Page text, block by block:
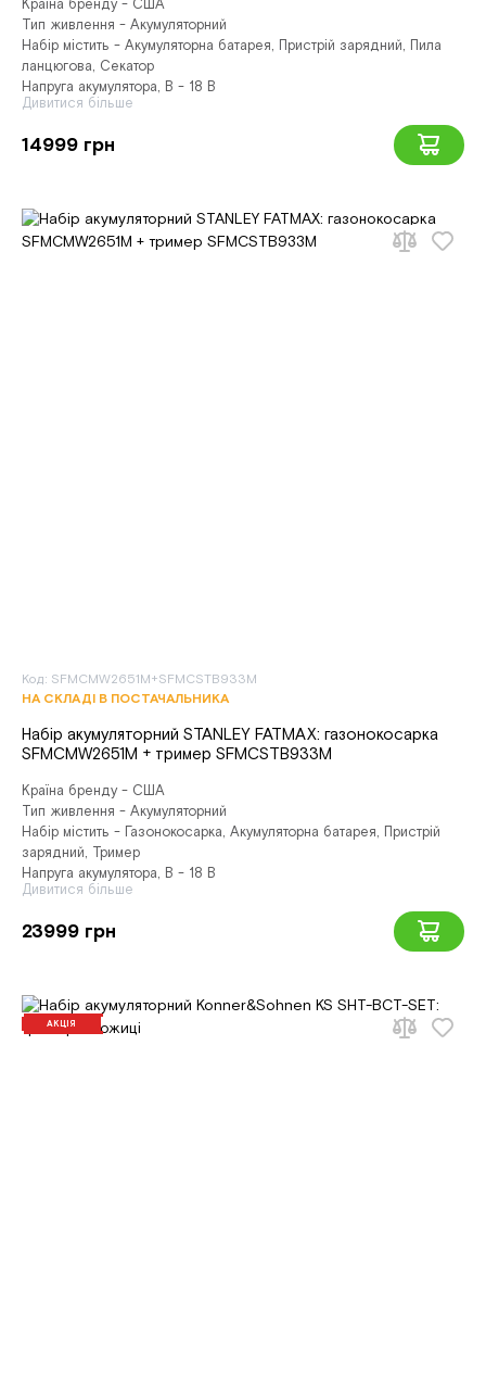
Країна бренду - США
Тип живлення - Акумуляторний
Набір містить - Акумуляторна батарея, Пристрій зарядний, Пила
ланцюгова, Секатор
Напруга акумулятора, В - 18 В
Дивитися більше
14999 грн
Код: SFMCMW2651M+SFMCSTB933M
НА СКЛАДІ В ПОСТАЧАЛЬНИКА
Набір акумуляторний STANLEY FATMAX: газонокосарка
SFMCMW2651M + тример SFMCSTB933M
Країна бренду - США
Тип живлення - Акумуляторний
Набір містить - Газонокосарка, Акумуляторна батарея, Пристрій
зарядний, Тример
Напруга акумулятора, В - 18 В
Дивитися більше
23999 грн
АКЦІЯ